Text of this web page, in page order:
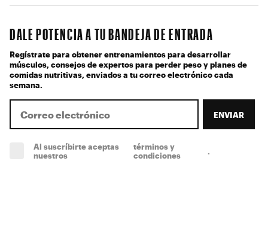
DALE POTENCIA A TU BANDEJA DE ENTRADA
Regístrate para obtener entrenamientos para desarrollar
músculos, consejos de expertos para perder peso y planes de
comidas nutritivas, enviados a tu correo electrónico cada
semana.
ENVIAR
Al suscríbirte aceptas
nuestros
términos y
condiciones